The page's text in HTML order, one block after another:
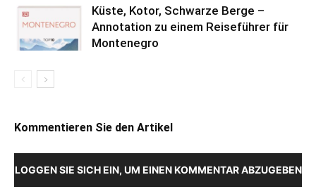
Küste, Kotor, Schwarze Berge –
Annotation zu einem Reiseführer für
Montenegro
Kommentieren Sie den Artikel
LOGGEN SIE SICH EIN, UM EINEN KOMMENTAR ABZUGEBEN